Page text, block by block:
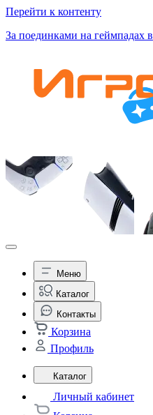
Перейти к контенту
За поединками на геймпадах в
Меню
Каталог
Контакты
Корзина
Профиль
Каталог
Личный кабинет